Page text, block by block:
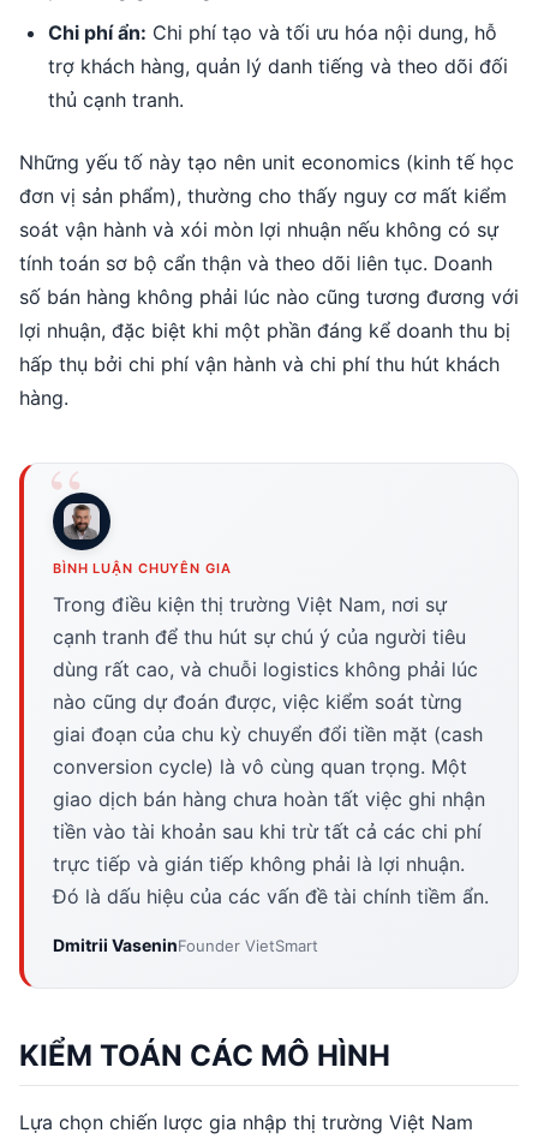
Chi phí ẩn: Chi phí tạo và tối ưu hóa nội dung, hỗ
trợ khách hàng, quản lý danh tiếng và theo dõi đối
thủ cạnh tranh.
Những yếu tố này tạo nên unit economics (kinh tế học
đơn vị sản phẩm), thường cho thấy nguy cơ mất kiểm
soát vận hành và xói mòn lợi nhuận nếu không có sự
tính toán sơ bộ cẩn thận và theo dõi liên tục. Doanh
số bán hàng không phải lúc nào cũng tương đương với
lợi nhuận, đặc biệt khi một phần đáng kể doanh thu bị
hấp thụ bởi chi phí vận hành và chi phí thu hút khách
hàng.
BÌNH LUẬN CHUYÊN GIA
Trong điều kiện thị trường Việt Nam, nơi sự
cạnh tranh để thu hút sự chú ý của người tiêu
dùng rất cao, và chuỗi logistics không phải lúc
nào cũng dự đoán được, việc kiểm soát từng
giai đoạn của chu kỳ chuyển đổi tiền mặt (cash
conversion cycle) là vô cùng quan trọng. Một
giao dịch bán hàng chưa hoàn tất việc ghi nhận
tiền vào tài khoản sau khi trừ tất cả các chi phí
trực tiếp và gián tiếp không phải là lợi nhuận.
Đó là dấu hiệu của các vấn đề tài chính tiềm ẩn.
Dmitrii VaseninFounder VietSmart
KIỂM TOÁN CÁC MÔ HÌNH
Lựa chọn chiến lược gia nhập thị trường Việt Nam